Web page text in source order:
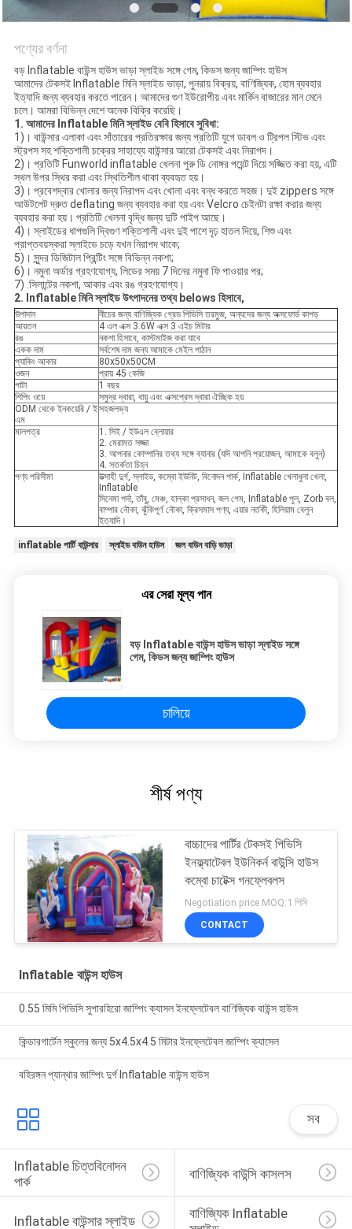
পণ্যের বর্ণনা
বড় Inflatable বাউন্স হাউস ভাড়া স্লাইড সঙ্গে গেম, কিডস জন্য জাম্পিং হাউস
আমাদের টেকসই Inflatable মিনি স্লাইড ভাড়া, পুনরায় বিক্রয়, বাণিজ্যিক, হোম ব্যবহার
ইত্যাদি জন্য ব্যবহার করতে পারেন। আমাদের গুণ ইউরোপীয় এবং মার্কিন বাজারের মান মেনে
চলে। আমরা বিভিন্ন দেশে অনেক বিক্রি করেছি।
1. আমাদের Inflatable মিনি স্লাইড বেবি হিসাবে সুবিধা:
1)। বাউন্সার এলাকা এবং সাঁতারের প্রতিরক্ষার জন্য প্রতিটি যুগে ডাবল ও ট্রিপল স্টিভ এবং
স্ট্রপস সহ শক্তিশালী চক্রের সাহায্যে বাউন্সার আরো টেকসই এবং নিরাপদ।
2)। প্রতিটি Funworld inflatable খেলনা পুরু ডি নোঙ্গর পয়েন্ট দিয়ে সজ্জিত করা হয়, এটি
স্থল উপর স্থির করা এবং স্থিতিশীল থাকা ব্যবহৃত হয়।
3)। প্রবেশদ্বার খোলার জন্য নিরাপদ এবং খোলা এবং বন্ধ করতে সহজ। দুই zippers সঙ্গে
আউটলেট দ্রুত deflating জন্য ব্যবহার করা হয় এবং Velcro চেইনটা রক্ষা করার জন্য
ব্যবহার করা হয়। প্রতিটি খেলনা বৃদ্ধি জন্য দুটি পাইপ আছে।
4)। স্লাইডের ধাপগুলি দ্বিগুণ শক্তিশালী এবং দুই পাশে দৃঢ় হাতল দিয়ে, শিশু এবং
প্রাপ্তবয়স্করা স্লাইডে চড়ে যখন নিরাপদ থাকে;
5)। সুন্দর ডিজিটাল প্রিন্টিং সঙ্গে বিভিন্ন নকশা;
6)। নমুনা অর্ডার গ্রহণযোগ্য, লিডের সময় 7 দিনের নমুনা ফি পাওয়ার পর;
7) .সিলান্টের নকশা, আকার এবং রঙ গ্রহণযোগ্য।
2. Inflatable মিনি স্লাইড উৎপাদনের তথ্য belows হিসাবে,
উপাদান
নীচের জন্য বাণিজ্যিক গ্রেড পিভিসি তরমুজ, অন্যদের জন্য অক্সফোর্ড কাপড়
আয়তন
4 এল এক্স 3.6W এক্স 3 এইচ মিটার
রঙ
নকশা হিসাবে, কাস্টমাইজ করা যাবে
একক দাম
সর্বশেষ দাম জন্য আমাকে মেইল ​​পাঠান
প্যাকিং আকার
80x50x50CM
ওজন
প্রায় 45 কেজি
পাটা
1 বছর
শিপিং ওয়ে
সমুদ্র দ্বারা, বায়ু এবং এক্সপ্রেস দ্বারা ঐচ্ছিক হয়
ODM থেকে ইনকয়েরি / ই
এম
সহজলভ্য
মালপত্র
1. সিই / ইউএল ব্লোয়ার
2. মেরামত সজ্জা
3. আপনার কোম্পানির তথ্য সঙ্গে ব্যানার (যদি আপনি প্রয়োজন, আমাকে বলুন)
4. সতর্কতা চিহ্ন
পণ্য পরিসীমা
উত্সাহী দুর্গ, স্লাইড, কম্বো ইউনিট, বিনোদন পার্ক, Inflatable খেলাধুলা খেলা,
Inflatable
সিনেমা পর্দা, তাঁবু, মেঞ্চ, হাল্কা প্রসাধন, জল গেম, Inflatable পুল, Zorb বল,
বাম্পার নৌকা, ঝুঁকিপূর্ণ নৌকা, ক্রিসমাস পণ্য, এয়ার নর্তকী, হিলিয়াম বেলুন
ইত্যাদি।
inflatable পার্টি বাউন্সার স্লাইড বাউন হাউস জল বাউন বাড়ি ভাড়া
এর সেরা মূল্য পান
বড় Inflatable বাউন্স হাউস ভাড়া স্লাইড সঙ্গে
গেম, কিডস জন্য জাম্পিং হাউস
চালিয়ে
শীর্ষ পণ্য
বাচ্চাদের পার্টির টেকসই পিভিসি
ইনফ্ল্যাটেবল ইউনিকর্ন বাউন্সি হাউস
কম্বো চাটেক্স গনফ্লেবলস
Negotiation price MOQ:1 পিসি
CONTACT
Inflatable বাউন্স হাউস
0.55 মিমি পিভিসি সুপারহিরো জাম্পিং ক্যাসল ইনফ্লেটেবল বাণিজ্যিক বাউন্স হাউস
কিন্ডারগার্টেন স্কুলের জন্য 5x4.5x4.5 মিটার ইনফ্লেটেবল জাম্পিং ক্যাসেল
বহিরঙ্গন প্যান্থার জাম্পিং দুর্গ Inflatable বাউন্স হাউস
সব
Inflatable চিত্তবিনোদন
পার্ক
বাণিজ্যিক বাউন্সি কাসলস
Inflatable বাউন্সার স্লাইড
বাণিজ্যিক Inflatable